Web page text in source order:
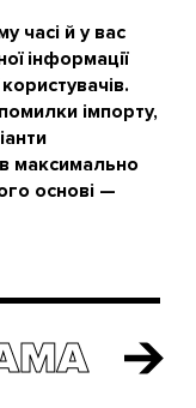
часі й у вас
інформації
імпорту,
максимально
основі —